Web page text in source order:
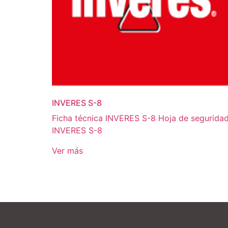
INVERES S-8
Ficha técnica INVERES S-8 Hoja de
INVERES S-8
Ver más